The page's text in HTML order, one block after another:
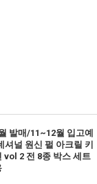
발매/11~12월 입고예
셔널 원신 펄 아크릴 키
vol 2 전 8종 박스 세트